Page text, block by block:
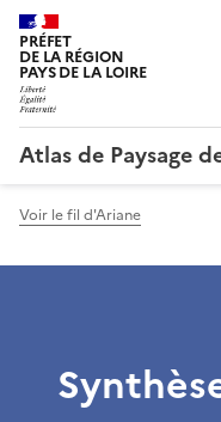
PRÉFET
DE LA RÉGION
PAYS DE LA LOIRE
Atlas de Paysage
Voir le fil d'Ariane